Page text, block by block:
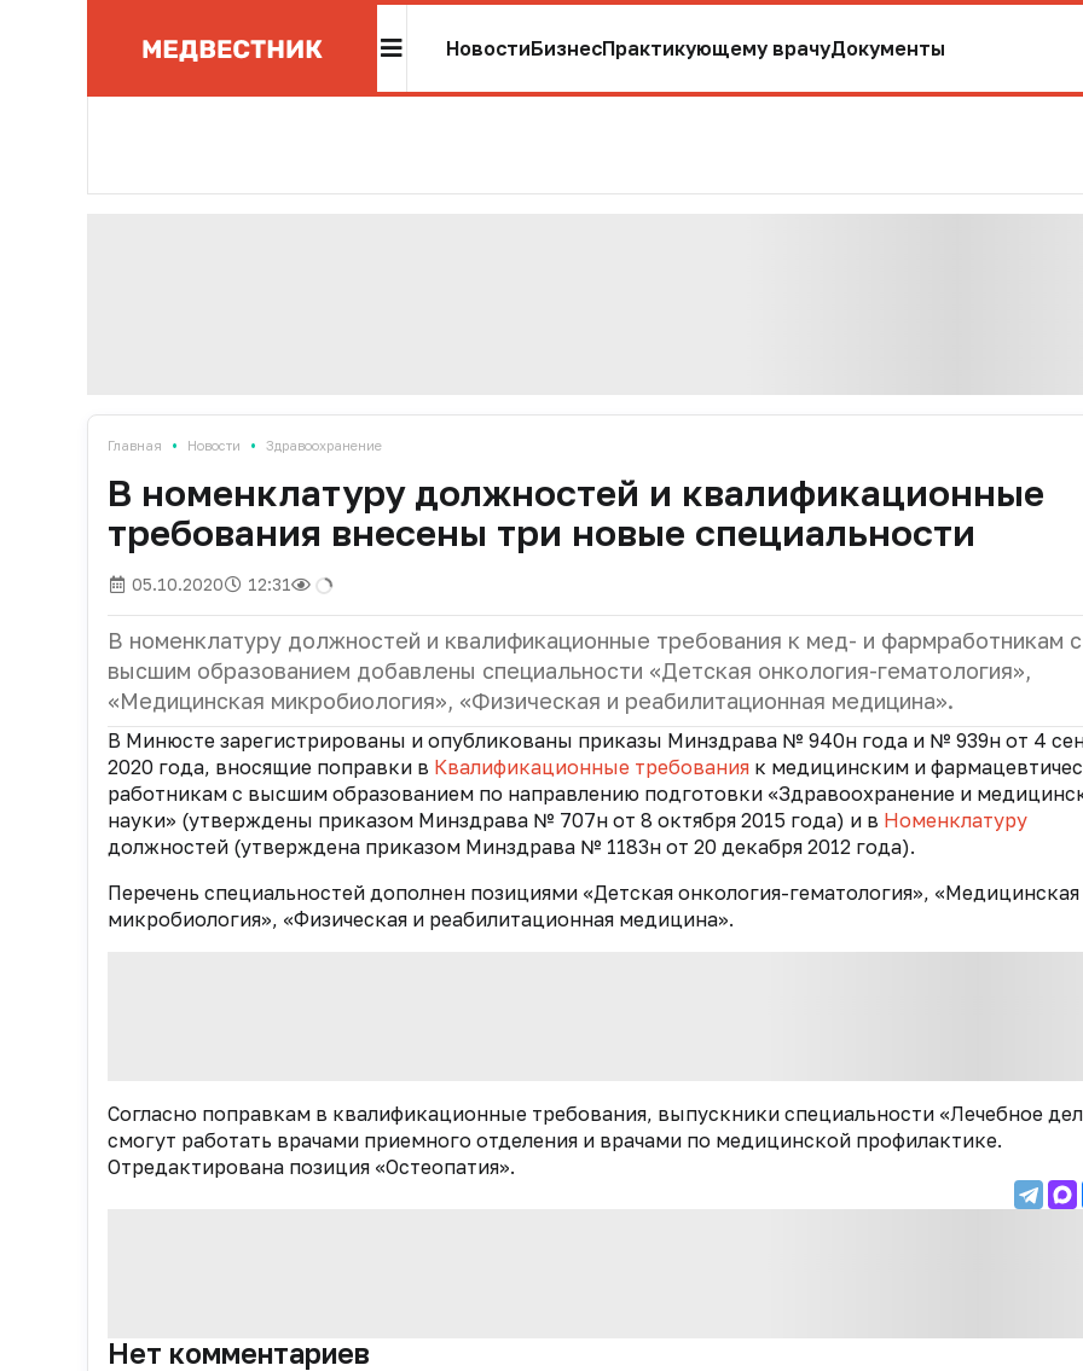
НовостиБизнесПрактикующему врачуДокументы
Главная • Новости • Здравоохранение
В номенклатуру должностей и квалификационные
требования внесены три новые специальности
05.10.2020 12:31
В номенклатуру должностей и квалификационные требования к мед- и фармработникам с
высшим образованием добавлены специальности «Детская онкология-гематология»,
«Медицинская микробиология», «Физическая и реабилитационная медицина».
В Минюсте зарегистрированы и опубликованы приказы Минздрава № 940н года и № 939н от 4
2020 года, вносящие поправки в Квалификационные требования к медицинским и
работникам с высшим образованием по направлению подготовки «Здравоохранение и
науки» (утверждены приказом Минздрава № 707н от 8 октября 2015 года) и в Номенклатуру
должностей (утверждена приказом Минздрава № 1183н от 20 декабря 2012 года).
Перечень специальностей дополнен позициями «Детская онкология-гематология», «Медицинская
микробиология», «Физическая и реабилитационная медицина».
Согласно поправкам в квалификационные требования, выпускники специальности «Лечебное
смогут работать врачами приемного отделения и врачами по медицинской профилактике.
Отредактирована позиция «Остеопатия».
Нет комментариев